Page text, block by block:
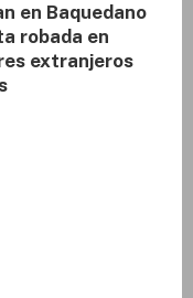
en Baquedano
robada en
extranjeros